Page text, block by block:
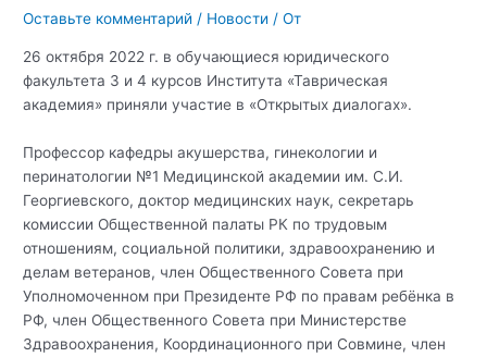
Оставьте комментарий / Новости / От
26 октября 2022 г. в обучающиеся юридического
факультета 3 и 4 курсов Института «Таврическая
академия» приняли участие в «Открытых диалогах».
Профессор кафедры акушерства, гинекологии и
перинатологии №1 Медицинской академии им. С.И.
Георгиевского, доктор медицинских наук, секретарь
комиссии Общественной палаты РК по трудовым
отношениям, социальной политики, здравоохранению и
делам ветеранов, член Общественного Совета при
Уполномоченном при Президенте РФ по правам ребёнка в
РФ, член Общественного Совета при Министерстве
Здравоохранения, Координационного при Совмине, член